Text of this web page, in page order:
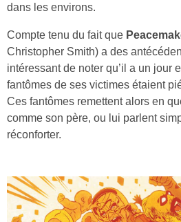
dans les environs.
Compte tenu du fait que
Christopher Smith) a des
intéressant de noter qu’il a un jour
fantômes de ses victimes étaient
Ces fantômes remettent alors en
comme son père, ou lui parlent
réconforter.